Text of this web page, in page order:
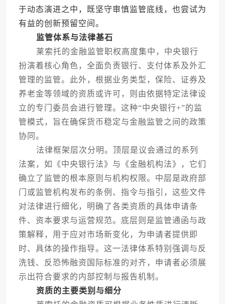
于动态演进之中，既坚守审慎监管底线，也尝试为
有益的创新预留空间。
监管体系与法律基石
莱索托的金融监管职权高度集中，中央银行
扮演着核心角色，全面负责银行、支付体系及外汇
管理的监管。此外，根据业务类型，保险、证券及
养老金等领域的资质或许可，则由依据特定法律设
立的专门委员会进行管理。这种“中央银行+”的监
管模式，旨在确保货币稳定与金融监管之间的政策
协同。
法律框架层次分明。顶层是议会通过的系列
法案，如《中央银行法》与《金融机构法》，它们
确立了监管的根本原则与机构权限。中层是政府部
门或监管机构发布的条例、指令与指引，这些文件
对法律进行细化，明确了各类资质的具体申请条
件、资本要求与运营规范。底层则是监管通函与政
策解释，用于应对市场新变化，为申请者提供即
时、具体的操作指导。这一法律体系特别强调与反
洗钱、反恐怖融资国际标准的对齐，申请者必须展
示出符合要求的内部控制与报告机制。
资质的主要类别与细分